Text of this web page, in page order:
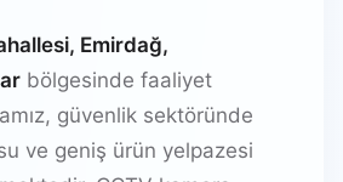
Emirdağ,
bölgesinde faaliyet
güvenlik sektöründe
ve geniş ürün yelpazesi